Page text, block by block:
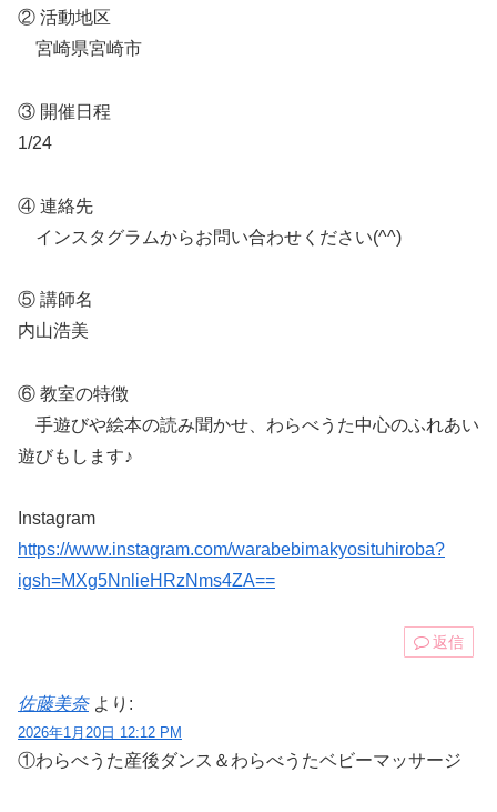
② 活動地区
宮崎県宮崎市
③ 開催日程
1/24
④ 連絡先
インスタグラムからお問い合わせください(^^)
⑤ 講師名
内山浩美
⑥ 教室の特徴
手遊びや絵本の読み聞かせ、わらべうた中心のふれあい
遊びもします♪
Instagram
https://www.instagram.com/warabebimakyosituhiroba?
igsh=MXg5NnlieHRzNms4ZA==
返信
佐藤美奈 より:
2026年1月20日 12:12 PM
①わらべうた産後ダンス＆わらべうたベビーマッサージ